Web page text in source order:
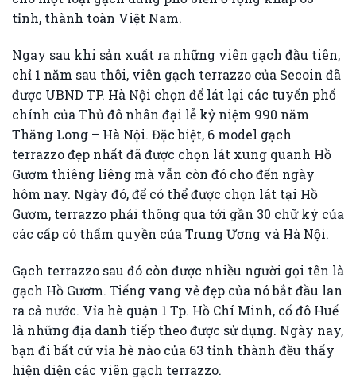
tỉnh, thành toàn Việt Nam.
Ngay sau khi sản xuất ra những viên gạch đầu tiên,
chỉ 1 năm sau thôi, viên gạch terrazzo của Secoin đã
được UBND TP. Hà Nội chọn để lát lại các tuyến phố
chính của Thủ đô nhân đại lễ kỷ niệm 990 năm
Thăng Long – Hà Nội. Đặc biệt, 6 model gạch
terrazzo đẹp nhất đã được chọn lát xung quanh Hồ
Gươm thiêng liêng mà vẫn còn đó cho đến ngày
hôm nay. Ngày đó, để có thể được chọn lát tại Hồ
Gươm, terrazzo phải thông qua tới gần 30 chữ ký của
các cấp có thẩm quyền của Trung Ương và Hà Nội.
Gạch terrazzo sau đó còn được nhiều người gọi tên là
gạch Hồ Gươm. Tiếng vang vẻ đẹp của nó bắt đầu lan
ra cả nước. Vỉa hè quận 1 Tp. Hồ Chí Minh, cố đô Huế
là những địa danh tiếp theo được sử dụng. Ngày nay,
bạn đi bất cứ vỉa hè nào của 63 tỉnh thành đều thấy
hiện diện các viên gạch terrazzo.